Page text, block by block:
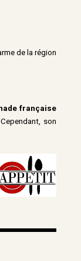
de la région
française
son